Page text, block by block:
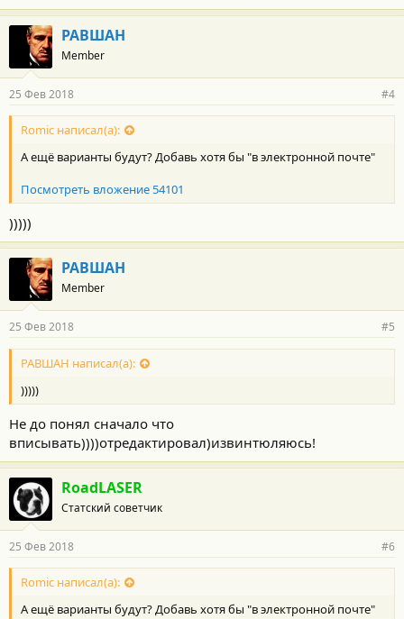
РАВШАН
Member
25 Фев 2018 #4
Romic написал(а):
А ещё варианты будут? Добавь хотя бы "в электронной почте"
Посмотреть вложение 54101
)))))
РАВШАН
Member
25 Фев 2018 #5
РАВШАН написал(а):
)))))
Не до понял сначало что
вписывать))))отредактировал)извинтюляюсь!
RoadLASER
Статский советчик
25 Фев 2018 #6
Romic написал(а):
А ещё варианты будут? Добавь хотя бы "в электронной почте"